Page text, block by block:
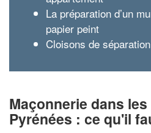
La préparation d’un
papier peint
Cloisons de séparation
Maçonnerie dans
Pyrénées : ce qu'il